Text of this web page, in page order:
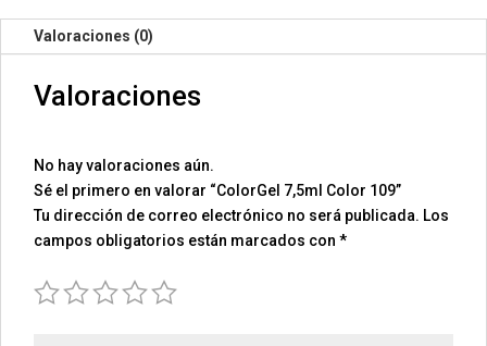
Valoraciones (0)
Valoraciones
No hay valoraciones aún.
Sé el primero en valorar “ColorGel 7,5ml Color 109”
Tu dirección de correo electrónico no será publicada. Los
campos obligatorios están marcados con *